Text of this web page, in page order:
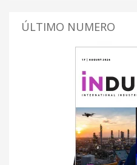
ÚLTIMO NUMERO